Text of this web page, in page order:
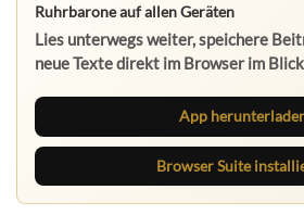
Ruhrbarone auf allen Geräten
Lies unterwegs weiter, speichere
neue Texte direkt im Browser im
App
Browser Suite